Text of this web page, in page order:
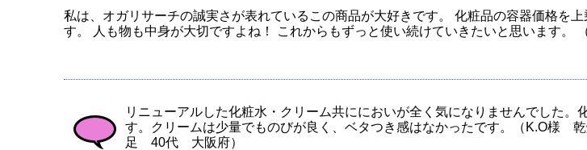
私は、オガリサーチの誠実さが表れているこの商品が大好きです。 化粧品の容器価格を
す。 人も物も中身が大切ですよね！ これからもずっと使い続けていきたいと思いま
リニューアルした化粧水・クリーム共ににおいが全く気になりませんでした
す。クリームは少量でものびが良く、ベタつき感はなかったです。（K.O様
足 40代 大阪府）